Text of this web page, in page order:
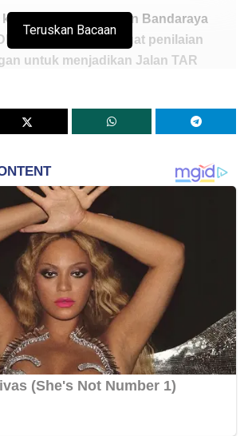
adalah Dewan Bandaraya
sedang membuat penilaian
untuk menjadikan Jalan TAR
semua pihak, khasnya yang
bentuk pelaksanaannya
tarikh ditetapkan, iaitu 15 Mac ini,”
malam tadi.
menarik balik laporan tidak tepat itu
dilaporkan berkata, sebarang keputusan
sebahagian Jalan TAR kepada
dimuktamadkan sebelum 15 Mac
terutamanya penjaja dan peniaga di
Teruskan Bacaan